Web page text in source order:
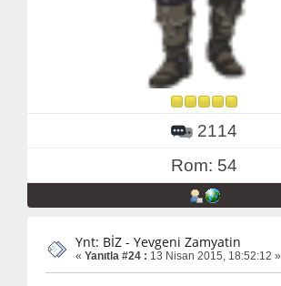
2114
Rom: 54
Ynt: BİZ - Yevgeni Zamyatin
« Yanıtla #24 : 13 Nisan 2015, 18:52:12 »